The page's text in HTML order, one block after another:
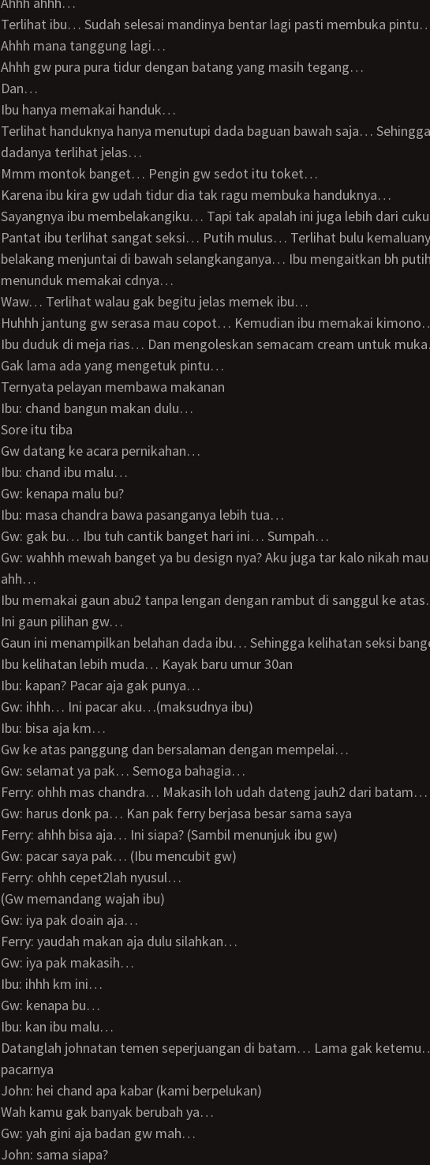
Terlihat ibu… Sudah selesai mandinya bentar lagi pasti membuka
Ahhh mana tanggung lagi…
Ahhh gw pura pura tidur dengan batang yang masih tegang…
Dan…
Ibu hanya memakai handuk…
Terlihat handuknya hanya menutupi dada baguan bawah saja… Sehingga belahan
dadanya terlihat jelas…
Mmm montok banget… Pengin gw sedot itu toket…
Karena ibu kira gw udah tidur dia tak ragu membuka handuknya…
Sayangnya ibu membelakangiku… Tapi tak apalah ini juga lebih dari
Pantat ibu terlihat sangat seksi… Putih mulus… Terlihat bulu kemaluanya dari
belakang menjuntai di bawah selangkanganya… Ibu mengaitkan bh
menunduk memakai cdnya…
Waw… Terlihat walau gak begitu jelas memek ibu…
Huhhh jantung gw serasa mau copot… Kemudian ibu memakai
Ibu duduk di meja rias… Dan mengoleskan semacam cream untuk
Gak lama ada yang mengetuk pintu…
Ternyata pelayan membawa makanan
Ibu: chand bangun makan dulu…
Sore itu tiba
Gw datang ke acara pernikahan…
Ibu: chand ibu malu…
Gw: kenapa malu bu?
Ibu: masa chandra bawa pasanganya lebih tua…
Gw: gak bu… Ibu tuh cantik banget hari ini… Sumpah…
Gw: wahhh mewah banget ya bu design nya? Aku juga tar kalo nikah mau kaya gini
ahh…
Ibu memakai gaun abu2 tanpa lengan dengan rambut di sanggul ke
Ini gaun pilihan gw…
Gaun ini menampilkan belahan dada ibu… Sehingga kelihatan seksi
Ibu kelihatan lebih muda… Kayak baru umur 30an
Ibu: kapan? Pacar aja gak punya…
Gw: ihhh… Ini pacar aku…(maksudnya ibu)
Ibu: bisa aja km…
Gw ke atas panggung dan bersalaman dengan mempelai…
Gw: selamat ya pak… Semoga bahagia…
Ferry: ohhh mas chandra… Makasih loh udah dateng jauh2 dari batam…
Gw: harus donk pa… Kan pak ferry berjasa besar sama saya
Ferry: ahhh bisa aja… Ini siapa? (Sambil menunjuk ibu gw)
Gw: pacar saya pak… (Ibu mencubit gw)
Ferry: ohhh cepet2lah nyusul…
(Gw memandang wajah ibu)
Gw: iya pak doain aja…
Ferry: yaudah makan aja dulu silahkan…
Gw: iya pak makasih…
Ibu: ihhh km ini…
Gw: kenapa bu…
Ibu: kan ibu malu…
Datanglah johnatan temen seperjuangan di batam… Lama gak ketemu… Dia sama
pacarnya
John: hei chand apa kabar (kami berpelukan)
Wah kamu gak banyak berubah ya…
Gw: yah gini aja badan gw mah…
John: sama siapa?